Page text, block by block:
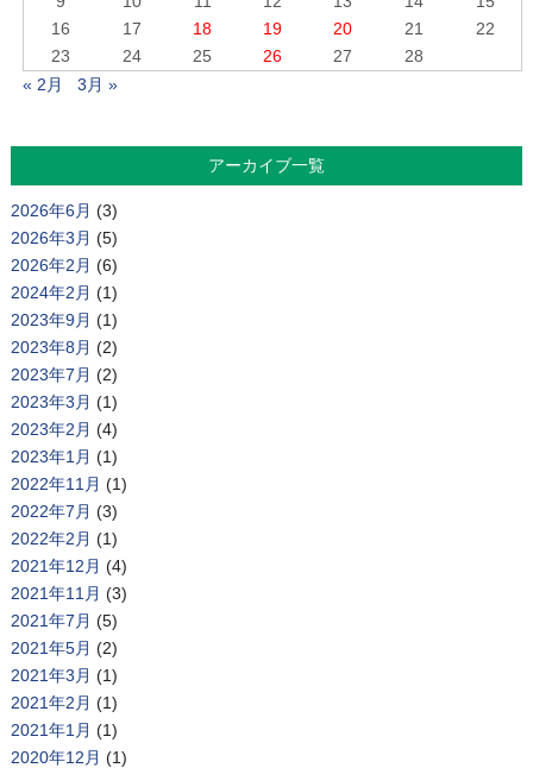
16
17 18 19 20 21
22
23
24 25 26 27
28
« 2月
3月 »
アーカイブ一覧
2026年6月 (3)
2026年3月 (5)
2026年2月 (6)
2024年2月 (1)
2023年9月 (1)
2023年8月 (2)
2023年7月 (2)
2023年3月 (1)
2023年2月 (4)
2023年1月 (1)
2022年11月 (1)
2022年7月 (3)
2022年2月 (1)
2021年12月 (4)
2021年11月 (3)
2021年7月 (5)
2021年5月 (2)
2021年3月 (1)
2021年2月 (1)
2021年1月 (1)
2020年12月 (1)